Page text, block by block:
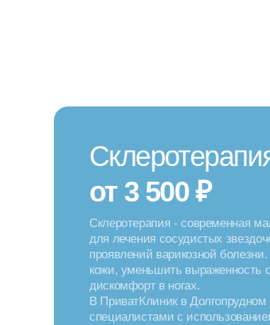
от 3 500 ₽
Склеротерапия - современная
для лечения сосудистых
проявлений варикозной
кожи, уменьшить выраженность
дискомфорт в ногах.
В ПриватКлиник в
специалистами с